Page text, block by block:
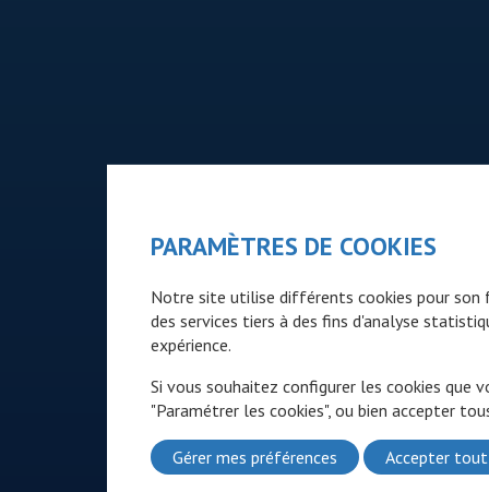
PARAMÈTRES DE COOKIES
Notre site utilise différents cookies pour son
des services tiers à des fins d'analyse
expérience.
Si vous souhaitez configurer les cookies que
"Paramétrer les cookies", ou bien accepter
Gérer mes préférences Accepter tout